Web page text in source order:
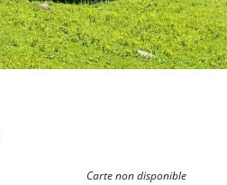
Carte non disponible